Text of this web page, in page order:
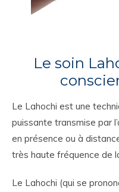
Le soin
Le Lahochi est une
puissante transmise par
en présence ou à
très haute fréquence de
Le Lahochi (qui se